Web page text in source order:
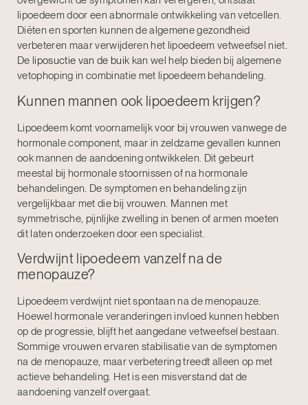
lipoedeem door een abnormale ontwikkeling van vetcellen.
Diëten en sporten kunnen de algemene gezondheid
verbeteren maar verwijderen het lipoedeem vetweefsel niet.
De liposuctie van de buik kan wel help bieden bij algemene
vetophoping in combinatie met lipoedeem behandeling.
Kunnen mannen ook lipoedeem krijgen?
Lipoedeem komt voornamelijk voor bij vrouwen vanwege de
hormonale component, maar in zeldzame gevallen kunnen
ook mannen de aandoening ontwikkelen. Dit gebeurt
meestal bij hormonale stoornissen of na hormonale
behandelingen. De symptomen en behandeling zijn
vergelijkbaar met die bij vrouwen. Mannen met
symmetrische, pijnlijke zwelling in benen of armen moeten
dit laten onderzoeken door een specialist.
Verdwijnt lipoedeem vanzelf na de
menopauze?
Lipoedeem verdwijnt niet spontaan na de menopauze.
Hoewel hormonale veranderingen invloed kunnen hebben
op de progressie, blijft het aangedane vetweefsel bestaan.
Sommige vrouwen ervaren stabilisatie van de symptomen
na de menopauze, maar verbetering treedt alleen op met
actieve behandeling. Het is een misverstand dat de
aandoening vanzelf overgaat.